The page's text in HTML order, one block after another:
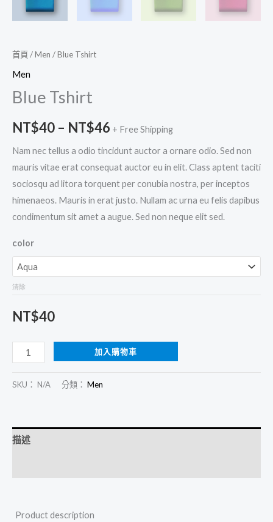
首頁/Men / Blue Tshirt
Men
Blue Tshirt
NT$40 – NT$46 + Free Shipping
Nam nec tellus a odio tincidunt auctor a ornare odio. Sed non
mauris vitae erat consequat auctor eu in elit. Class aptent taciti
sociosqu ad litora torquent per conubia nostra, per inceptos
himenaeos. Mauris in erat justo. Nullam ac urna eu felis dapibus
condimentum sit amet a augue. Sed non neque elit sed.
color
清除
NT$40
加入購物車
SKU： N/A 分類： Men
描述
Product description